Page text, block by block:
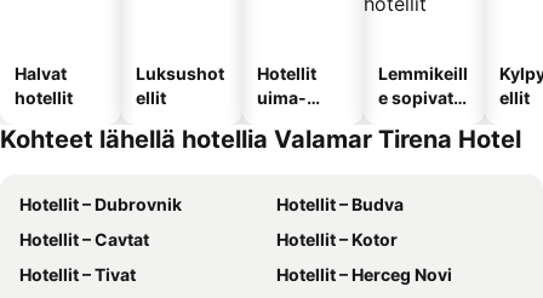
Halvat
hotellit
Luksushot
ellit
Hotellit
uima-
Lemmikeill
e sopivat
ellit
Kohteet lähellä hotellia Valamar Tirena Hotel
Hotellit – Dubrovnik
Hotellit – Budva
Hotellit – Cavtat
Hotellit – Kotor
Hotellit – Tivat
Hotellit – Herceg Novi